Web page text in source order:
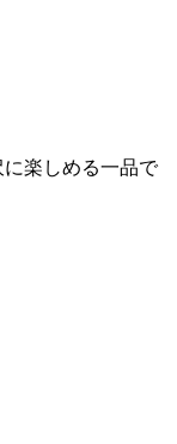
楽しめる一品で